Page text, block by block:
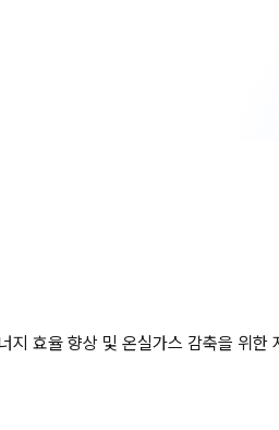
지 효율 향상 및 온실가스 감축을 위